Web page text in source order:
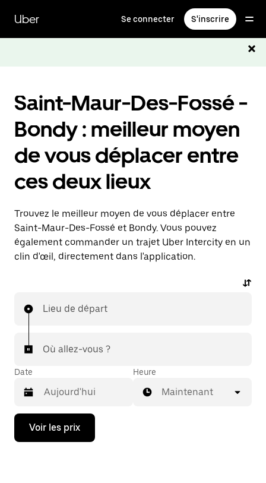
contenu
principal
Uber Se connecter S'inscrire
Saint-Maur-Des-Fossé -
Bondy : meilleur moyen
de vous déplacer entre
ces deux lieux
Trouvez le meilleur moyen de vous déplacer entre
Saint-Maur-Des-Fossé et Bondy. Vous pouvez
également commander un trajet Uber Intercity en un
clin d'œil, directement dans l'application.
Lieu de départ
Où allez-vous ?
Date
Appuyez
la
Heure
Maintenant
Voir les prix